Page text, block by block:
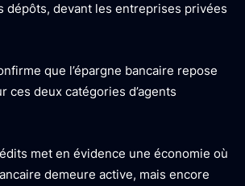
dépôts, devant les entreprises privées
que l’épargne bancaire repose
ces deux catégories d’agents
met en évidence une économie où
demeure active, mais encore